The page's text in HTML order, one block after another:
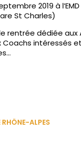
2019 à
St Charles)
rentrée dédiée aux
Coachs intéressés
RHÔNE-ALPES